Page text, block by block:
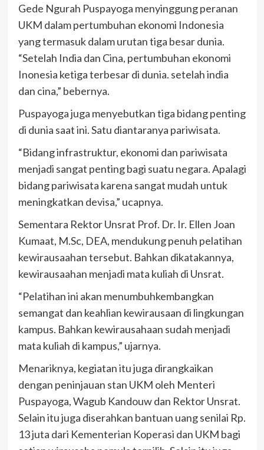
Gede Ngurah Puspayoga menyinggung peranan
UKM dalam pertumbuhan ekonomi Indonesia
yang termasuk dalam urutan tiga besar dunia.
“Setelah India dan Cina, pertumbuhan ekonomi
Inonesia ketiga terbesar di dunia. setelah india
dan cina,” bebernya.
Puspayoga juga menyebutkan tiga bidang penting
di dunia saat ini. Satu diantaranya pariwisata.
“Bidang infrastruktur, ekonomi dan pariwisata
menjadi sangat penting bagi suatu negara. Apalagi
bidang pariwisata karena sangat mudah untuk
meningkatkan devisa,” ucapnya.
Sementara Rektor Unsrat Prof. Dr. Ir. Ellen Joan
Kumaat, M.Sc, DEA, mendukung penuh pelatihan
kewirausaahan tersebut. Bahkan dikatakannya,
kewirausaahan menjadi mata kuliah di Unsrat.
“Pelatihan ini akan menumbuhkembangkan
semangat dan keahlian kewirausaan di lingkungan
kampus. Bahkan kewirausahaan sudah menjadi
mata kuliah di kampus,” ujarnya.
Menariknya, kegiatan itu juga dirangkaikan
dengan peninjauan stan UKM oleh Menteri
Puspayoga, Wagub Kandouw dan Rektor Unsrat.
Selain itu juga diserahkan bantuan uang senilai Rp.
13 juta dari Kementerian Koperasi dan UKM bagi